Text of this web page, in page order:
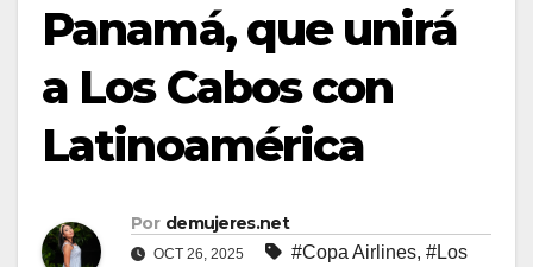
Panamá, que unirá
a Los Cabos con
Latinoamérica
Por demujeres.net
OCT 26, 2025 #Copa Airlines, #Los